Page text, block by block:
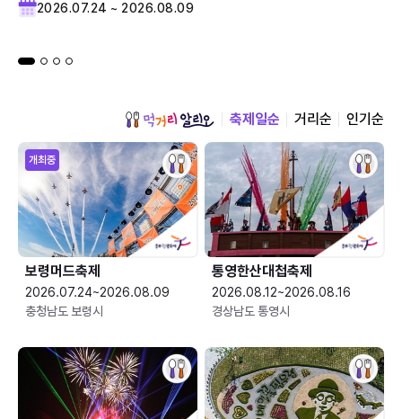
2026.07.24 ~ 2026.08.09
축제일순 거리순 인기순
개최중
보령머드축제
2026.07.24~2026.08.09
충청남도 보령시
통영한산대첩축제
2026.08.12~2026.08.16
경상남도 통영시